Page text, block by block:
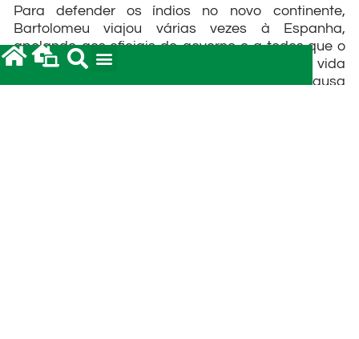
Para defender os índios no novo continente,
Bartolomeu viajou várias vezes à Espanha,
apelando aos oficiais do governo e a todos que o
quisessem ouvir. Desde que ingressou na vida
religiosa dominicana, ele se dedicou à causa